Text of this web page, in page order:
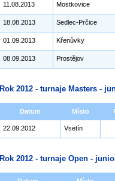
11.08.2013 Mostkovice
18.08.2013 Sedlec-Prčice
01.09.2013 Křenůvky
08.09.2013 Prostějov
Rok 2012 - turnaje Masters -
Datum Místo
22.09.2012 Vsetín
Rok 2012 - turnaje Open -